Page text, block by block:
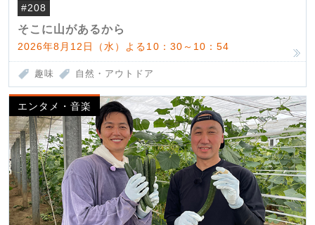
#208
そこに山があるから
2026年8月12日（水）よる10：30～10：54
趣味 自然・アウトドア
エンタメ・音楽